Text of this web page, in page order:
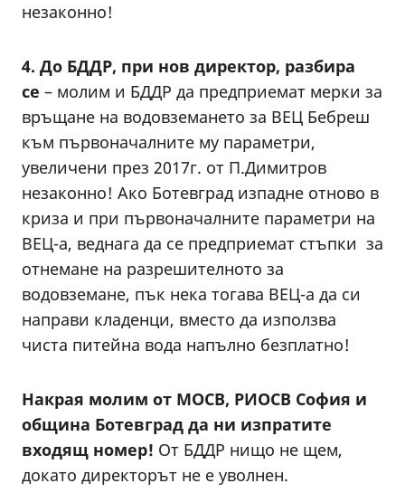
незаконно!
4. До БДДР, при нов директор, разбира
се – молим и БДДР да предприемат мерки за
връщане на водовземането за ВЕЦ Бебреш
към първоначалните му параметри,
увеличени през 2017г. от П.Димитров
незаконно! Ако Ботевград изпадне отново в
криза и при първоначалните параметри на
ВЕЦ-а, веднага да се предприемат стъпки за
отнемане на разрешителното за
водовземане, пък нека тогава ВЕЦ-а да си
направи кладенци, вместо да използва
чиста питейна вода напълно безплатно!
Накрая молим от МОСВ, РИОСВ София и
община Ботевград да ни изпратите
входящ номер! От БДДР нищо не щем,
докато директорът не е уволнен.